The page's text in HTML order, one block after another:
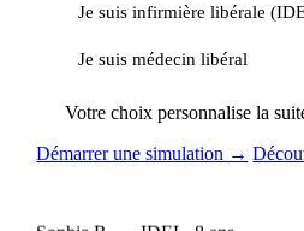
Je suis infirmière libérale
Je suis médecin libéral
Votre choix personnalise la
Démarrer une simulation →